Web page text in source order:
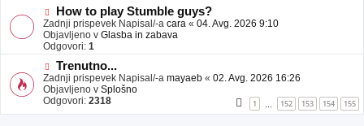
b
a
v
e
N
o
v
e
o
b
j
a
v
e
How to play Stumble guys?
Zadnji prispevek Napisal/-a cara « 04. Avg. 2026 9:10
Objavljeno v Glasba in zabava
Odgovori: 1
N
o
v
e
o
Trenutno...
Zadnji prispevek Napisal/-a mayaeb « 02. Avg. 2026 16:26
Objavljeno v Splošno
Odgovori: 2318 1 152 153 154 155